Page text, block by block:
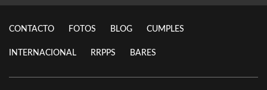
CONTACTO FOTOS BLOG CUMPLES
INTERNACIONAL RRPPS BARES